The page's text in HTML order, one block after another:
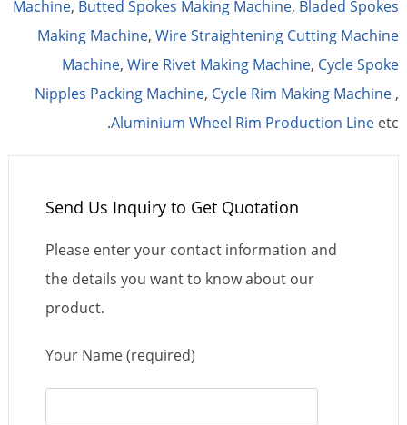
Machine, Butted Spokes Making Machine, Bladed Spokes
Making Machine,Wire Straightening Cutting Machine
Machine,Wire Rivet Making Machine, Cycle Spoke
Nipples Packing Machine, Cycle Rim Making Machine ,
Aluminium Wheel Rim Production Line etc.
Send Us Inquiry to Get Quotation
Please enter your contact information and
the details you want to know about our
product.
Your Name (required)